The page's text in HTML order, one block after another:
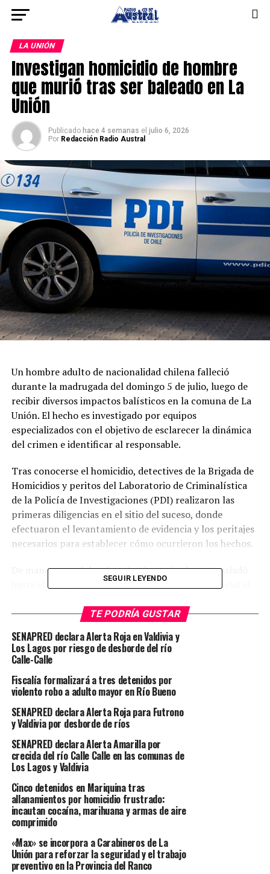
LA UNIÓN
Investigan homicidio de hombre
que murió tras ser baleado en La
Unión
Publicado hace 4 semanas el julio 6, 2026
Por Redacción Radio Austral
Un hombre adulto de nacionalidad chilena falleció
durante la madrugada del domingo 5 de julio, luego de
recibir diversos impactos balísticos en la comuna de La
Unión. El hecho es investigado por equipos
especializados con el objetivo de esclarecer la dinámica
del crimen e identificar al responsable.
Tras conocerse el homicidio, detectives de la Brigada de
Homicidios y peritos del Laboratorio de Criminalística
de la Policía de Investigaciones (PDI) realizaron las
primeras diligencias en el sitio del suceso, donde
efectuaron el levantamiento de evidencia y los peritajes
necesarios para establecer cómo ocurrieron los hechos.
De manera paralela, el equipo investigador se trasladó
hasta el Hospital Base de Osorno, recinto asistencial al
mayores antecedentes que contribuyan al
Las diligencias continúan en desarrollo y están
autor de los disparos que provocaron la muerte del
hombre.
Post Views: 24
TAGS LA UNIÓN POLICIAL REGION DE LOS RIOS
SIGUIENTE
Tres adultos mayores mueren en incendio que destruyó
una vivienda en Río Bueno
NO TE PIERDAS
Detienen en Malalhue a condenado por abuso sexual
infantil que permanecía prófugo desde 2025
SEGUIR LEYENDO
TE PODRÍA GUSTAR
SENAPRED declara Alerta Roja en Valdivia y
Los Lagos por riesgo de desborde del río
Calle-Calle
Fiscalía formalizará a tres detenidos por
violento robo a adulto mayor en Río Bueno
SENAPRED declara Alerta Roja para Futrono
y Valdivia por desborde de ríos
SENAPRED declara Alerta Amarilla por
crecida del río Calle Calle en las comunas de
Los Lagos y Valdivia
Cinco detenidos en Mariquina tras
allanamientos por homicidio frustrado:
incautan cocaína, marihuana y armas de aire
comprimido
«Max» se incorpora a Carabineros de La
Unión para reforzar la seguridad y el trabajo
preventivo en la Provincia del Ranco